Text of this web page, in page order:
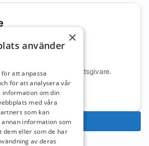
AB
för denna arbetsgivare.
arbetsgivaren
Ansök nu
×
använder
att anpassa
för att analysera vår
information om din
med våra
som kan
information som
dem eller som de har
av deras